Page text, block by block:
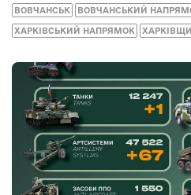
ВОВЧАНСЬК ВОВЧАНСЬКИЙ
ХАРКІВСЬКИЙ НАПРЯМОК